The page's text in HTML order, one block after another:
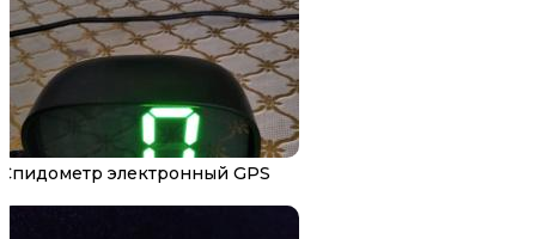
Спидометр электронный GPS